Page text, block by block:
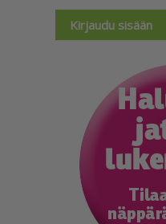
Kirjaudu sisään